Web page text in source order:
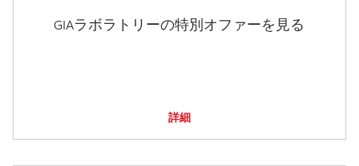
GIAラボラトリーの特別オファーを見る
詳細